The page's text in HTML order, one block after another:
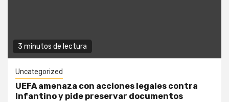
3 minutos de lectura
Uncategorized
UEFA amenaza con acciones legales contra
Infantino y pide preservar documentos